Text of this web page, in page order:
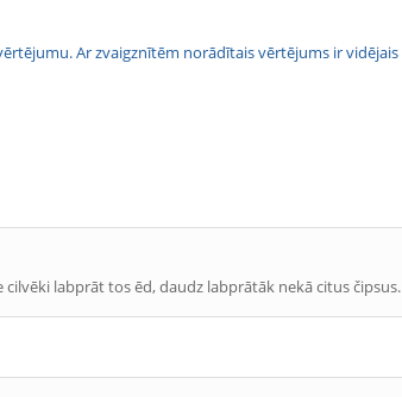
Ar zvaigznītēm norādītais vērtējums ir
labprāt tos ēd, daudz labprātāk nekā citus